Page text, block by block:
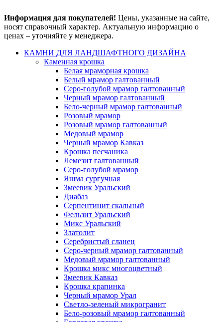
Информация для покупателей! Цены, указанные на сайте,
носят справочный характер. Актуальную информацию о
ценах – уточняйте у менеджера.
КАМНИ ДЛЯ ЛАНДШАФТНОГО ДИЗАЙНА
Каменная крошка
Белая мраморная крошка
Белый мрамор галтованный
Серо-голубой мрамор галтованный
Черный мрамор галтованный
Бело-черный мрамор галтованный
Розовый мрамор
Розовый мрамор галтованный
Медовый мрамор
Черный мрамор Кавказ
Крошка песчаника
Лемезит галтованный
Серо-голубой мрамор
Яшма сургучная
Змеевик Уральский
Диабаз
Серпентинит скальный
Фельзит Уральский
Микс Уральский
Златолит
Серебристый сланец
Серо-черный мрамор галтованный
Медовый мрамор галтованный
Крошка микс многоцветный
Змеевик Кавказ
Крошка крапинка
Черный мрамор Урал
Светло-зеленый микрогранит
Бело-розовый мрамор галтованный